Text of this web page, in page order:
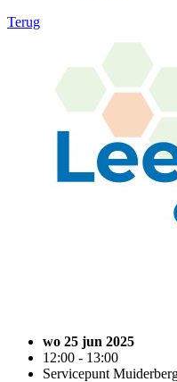
Terug
wo 25 jun 2025
12:00 - 13:00
Servicepunt